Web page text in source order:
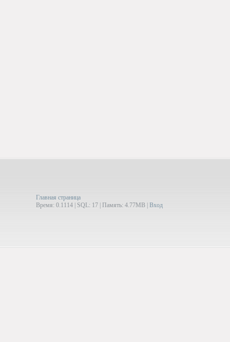
Главная страница
Время: 0.1114 | SQL: 17 | Память: 4.77MB Вход